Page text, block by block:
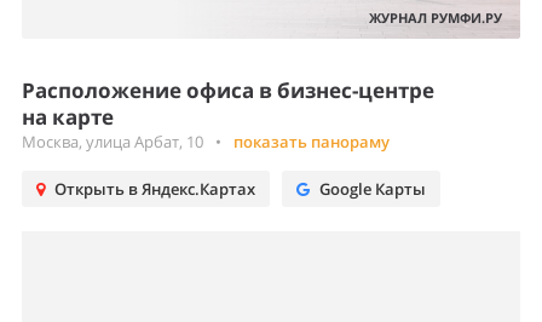
ЖУРНАЛ РУМФИ.РУ
Расположение офиса в бизнес-центре
на карте
Москва, улица Арбат, 10 • показать панораму
Открыть в Яндекс.Картах Google Карты